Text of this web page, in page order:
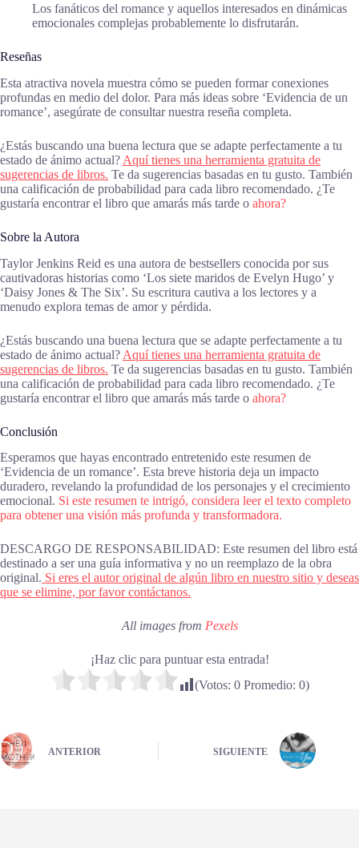
Los fanáticos del romance y aquellos interesados en dinámicas
emocionales complejas probablemente lo disfrutarán.
Reseñas
Esta atractiva novela muestra cómo se pueden formar conexiones
profundas en medio del dolor. Para más ideas sobre ‘Evidencia de un
romance’, asegúrate de consultar nuestra reseña completa.
¿Estás buscando una buena lectura que se adapte perfectamente a tu
estado de ánimo actual? Aquí tienes una herramienta gratuita de
sugerencias de libros. Te da sugerencias basadas en tu gusto. También
una calificación de probabilidad para cada libro recomendado. ¿Te
gustaría encontrar el libro que amarás más tarde o ahora?
Sobre la Autora
Taylor Jenkins Reid es una autora de bestsellers conocida por sus
cautivadoras historias como ‘Los siete maridos de Evelyn Hugo’ y
‘Daisy Jones & The Six’. Su escritura cautiva a los lectores y a
menudo explora temas de amor y pérdida.
¿Estás buscando una buena lectura que se adapte perfectamente a tu
estado de ánimo actual? Aquí tienes una herramienta gratuita de
sugerencias de libros. Te da sugerencias basadas en tu gusto. También
una calificación de probabilidad para cada libro recomendado. ¿Te
gustaría encontrar el libro que amarás más tarde o ahora?
Conclusión
Esperamos que hayas encontrado entretenido este resumen de
‘Evidencia de un romance’. Esta breve historia deja un impacto
duradero, revelando la profundidad de los personajes y el crecimiento
emocional. Si este resumen te intrigó, considera leer el texto completo
para obtener una visión más profunda y transformadora.
DESCARGO DE RESPONSABILIDAD: Este resumen del libro está
destinado a ser una guía informativa y no un reemplazo de la obra
original. Si eres el autor original de algún libro en nuestro sitio y deseas
que se elimine, por favor contáctanos.
All images from Pexels
¡Haz clic para puntuar esta entrada!
(Votos: 0Promedio: 0)
ANTERIOR SIGUIENTE